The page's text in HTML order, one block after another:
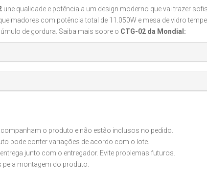
une qualidade e potência a um design moderno que vai trazer
com potência total de 11.050W e mesa de vidro
de gordura. Saiba mais sobre o CTG-02 da Mondial:
o produto e não estão inclusos no pedido.
pode conter variações de acordo com o lote.
junto com o entregador. Evite problemas futuros.
montagem do produto.